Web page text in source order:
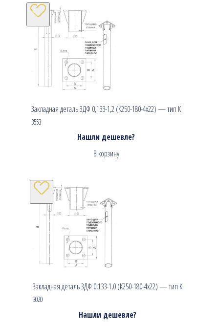
Закладная деталь ЗДФ 0,133-1,2 (К250-180-4х22) — тип К
3553
Нашли дешевле?
В корзину
Закладная деталь ЗДФ 0,133-1,0 (К250-180-4х22) — тип К
3020
Нашли дешевле?